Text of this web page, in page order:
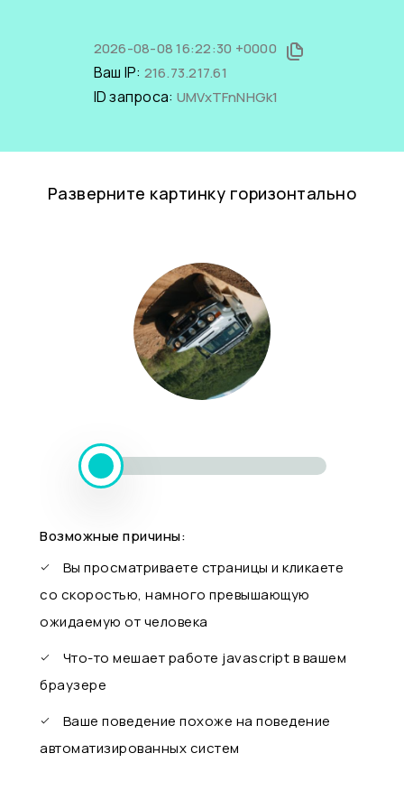
2026-08-08 16:22:30 +0000
Ваш IP: 216.73.217.61
ID запроса: UMVxTFnNHGk1
Разверните картинку горизонтально
Возможные причины:
Вы просматриваете страницы и кликаете
со скоростью, намного превышающую
ожидаемую от человека
Что-то мешает работе javascript в вашем
браузере
Ваше поведение похоже на поведение
автоматизированных систем